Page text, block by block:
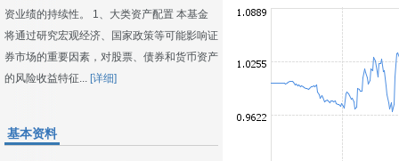
资业绩的持续性。 1、大类资产配置 本基金
将通过研究宏观经济、国家政策等可能影响证
券市场的重要因素，对股票、债券和货币资产
的风险收益特征... [详细]
基本资料